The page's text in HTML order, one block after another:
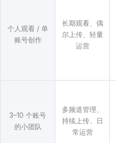
个人观看 / 单
账号创作
长期观看、偶
尔上传、轻量
运营
3–10 个账号
的小团队
多频道管理、
持续上传、日
常运营